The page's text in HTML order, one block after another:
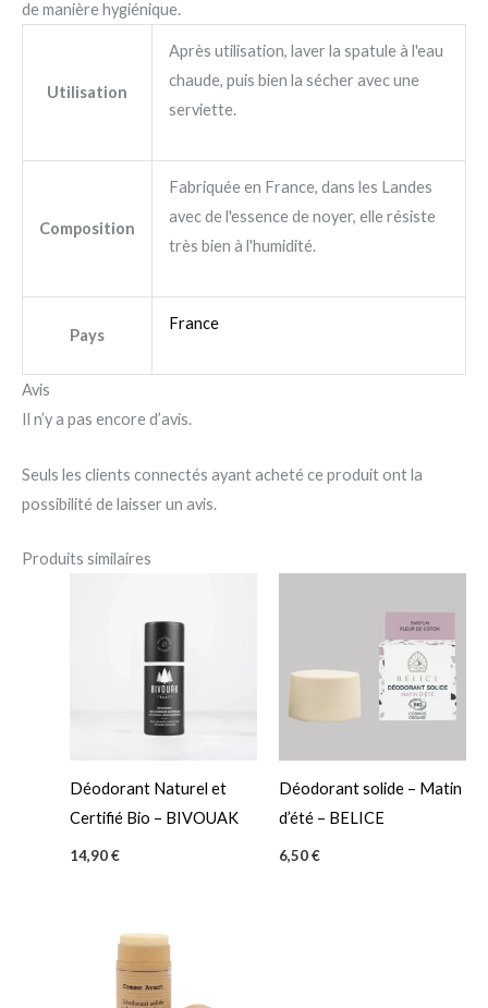
de manière hygiénique.
Utilisation
Après utilisation, laver la spatule à l'eau
chaude, puis bien la sécher avec une
serviette.
Composition
Fabriquée en France, dans les Landes
avec de l'essence de noyer, elle résiste
très bien à l'humidité.
Pays
France
Avis
Il n’y a pas encore d’avis.
Seuls les clients connectés ayant acheté ce produit ont la
possibilité de laisser un avis.
Produits similaires
Déodorant Naturel et
Certifié Bio – BIVOUAK
14,90€
Déodorant solide – Matin
d’été – BELICE
6,50€